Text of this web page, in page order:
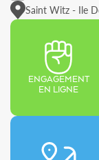
Saint Witz - Ile
ENGAGEMENT
EN LIGNE